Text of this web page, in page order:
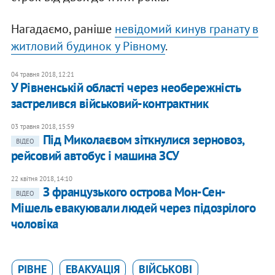
Нагадаємо, раніше невідомий кинув гранату в
житловий будинок у Рівному.
04 травня 2018, 12:21
У Рівненській області через необережність
застрелився військовий-контрактник
03 травня 2018, 15:59
ВІДЕО
Під Миколаєвом зіткнулися зерновоз,
рейсовий автобус і машина ЗСУ
22 квітня 2018, 14:10
ВІДЕО
З французького острова Мон-Сен-
Мішель евакуювали людей через підозрілого
чоловіка
РІВНЕ ЕВАКУАЦІЯ ВІЙСЬКОВІ